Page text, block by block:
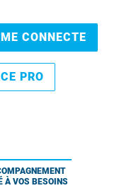
CONNECTE
PRO
À VOS BESOINS